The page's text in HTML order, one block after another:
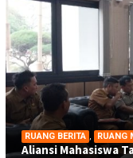
RUANG BERITA , RUANG
Aliansi Mahasiswa